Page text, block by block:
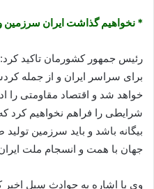
* نخواهیم گذاشت ایران سرزمین
رئیس جمهور کشورمان تاکید
برای سراسر ایران و از جمله
خواهد شد و اقتصاد مقاومتی را
شرایطی را فراهم نخواهیم کرد
بیگانه باشد و باید سرزمین
جهان با همت و انسجام ملت
وی با اشاره به حوادث سیل